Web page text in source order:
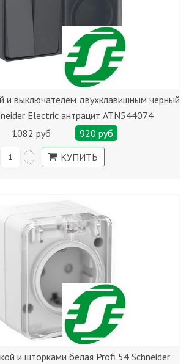
и выключателем двухклавишным черный
Electric антрацит ATN544074
1082 руб
920 руб
и шторками белая Profi 54 Schneider